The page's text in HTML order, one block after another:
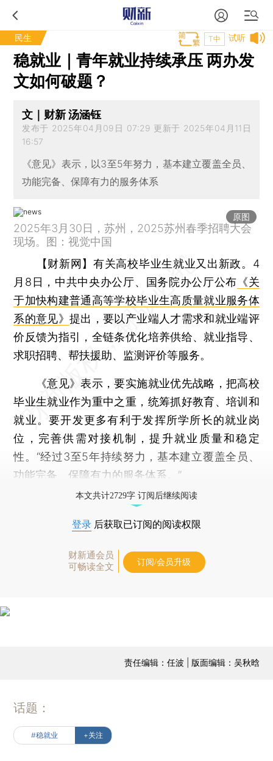
民生 试听
T中
稳就业｜青年就业持续承压 两办发
文如何破题？
文｜财新 汤涵钰
发布于 2025年04月09日 07:29 更新于 2025年04月11日
16:57
《意见》表示，以3至5年努力，基本建立覆盖全员、
功能完备、保障有力的服务体系
原图
2025年3月30日，苏州，2025苏州春季招聘大会
现场。图：视觉中国
【财新网】有关高校毕业生就业又出新政。4
月8日，中共中央办公厅、国务院办公厅公布 《关
于加快构建普通高等学校毕业生高质量就业服务体
系的意见》提出，要以产业端人才需求和就业端评
价反馈为指引，全链条优化培养供给、就业指导、
求职招聘、帮扶援助、监测评价等服务。
《意见》表示，要实施就业优先战略，把高校
毕业生就业作为重中之重，统筹抓好教育、培训和
就业。要开发更多有利于发挥所学所长的就业岗
位，完善供需对接机制，提升就业质量和稳定
性。“经过3至5年持续努力，基本建立覆盖全员、
功能完备、保障有力的服务体系。”
本文共计2729字 订阅后继续阅读
登录 后获取已订阅的阅读权限
财新通会员
可畅读全文
订阅/会员升级
责任编辑：任波 | 版面编辑：吴秋晗
话题：
#稳就业 +关注